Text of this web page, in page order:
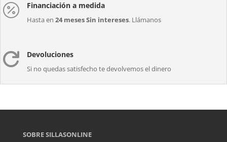
 Financiación a medida
Hasta en 24 meses Sin intereses. Llámanos
 Devoluciones
Si no quedas satisfecho te devolvemos el dinero
SOBRE SILLASONLINE